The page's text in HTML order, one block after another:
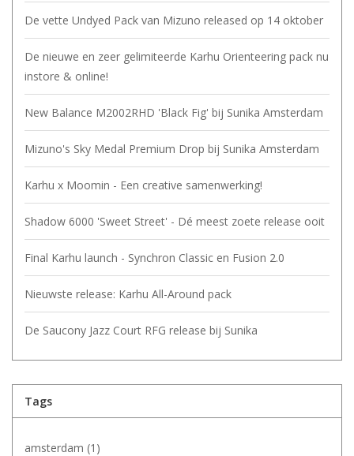
De vette Undyed Pack van Mizuno released op 14 oktober
De nieuwe en zeer gelimiteerde Karhu Orienteering pack nu
instore & online!
New Balance M2002RHD 'Black Fig' bij Sunika Amsterdam
Mizuno's Sky Medal Premium Drop bij Sunika Amsterdam
Karhu x Moomin - Een creative samenwerking!
Shadow 6000 'Sweet Street' - Dé meest zoete release ooit
Final Karhu launch - Synchron Classic en Fusion 2.0
Nieuwste release: Karhu All-Around pack
De Saucony Jazz Court RFG release bij Sunika
Tags
amsterdam (1)